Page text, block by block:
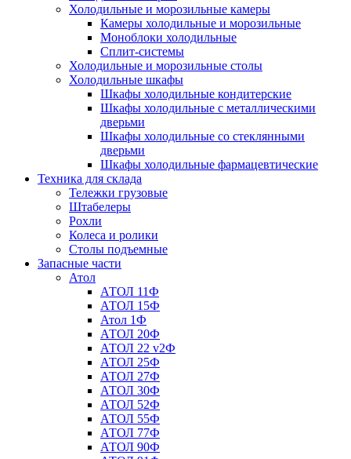
Холодильные и морозильные камеры
Камеры холодильные и морозильные
Моноблоки холодильные
Сплит-системы
Холодильные и морозильные столы
Холодильные шкафы
Шкафы холодильные кондитерские
Шкафы холодильные с металлическими
дверьми
Шкафы холодильные со стеклянными
дверьми
Шкафы холодильные фармацевтические
Техника для склада
Тележки грузовые
Штабелеры
Рохли
Колеса и ролики
Столы подъемные
Запасные части
Атол
АТОЛ 11Ф
АТОЛ 15Ф
Атол 1Ф
АТОЛ 20Ф
АТОЛ 22 v2Ф
АТОЛ 25Ф
АТОЛ 27Ф
АТОЛ 30Ф
АТОЛ 52Ф
АТОЛ 55Ф
АТОЛ 77Ф
АТОЛ 90Ф